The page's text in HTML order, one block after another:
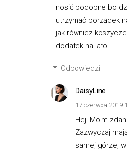
nosić podobne bo
utrzymać porządek
jak równiez
dodatek na lato!
Odpowiedzi
DaisyLine
17 czerwca 2019
Hej! Moim
Zazwyczaj
samej górze,